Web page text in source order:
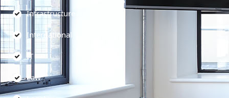
Infrastructure
International
IT
Law